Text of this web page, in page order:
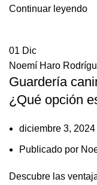
Continuar leyendo
01 Dic
Noemí Haro
Guardería
¿Qué opción
diciembre 3, 2024
Publicado por
Descubre las